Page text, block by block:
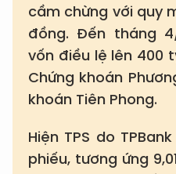
cầm chừng với quy
đồng. Đến tháng
vốn điều lệ lên 400
Chứng khoán
khoán Tiên Phong.
Hiện TPS do
phiếu, tương ứng